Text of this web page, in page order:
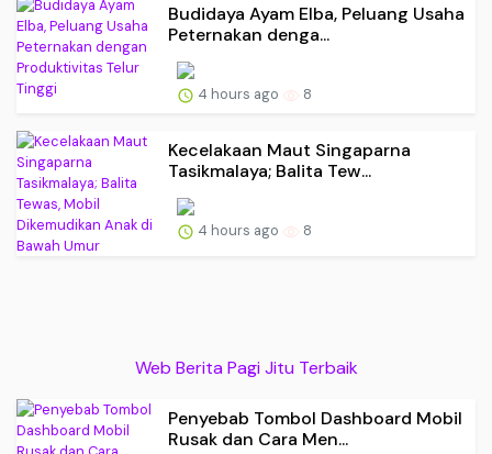
Budidaya Ayam Elba, Peluang Usaha
Peternakan denga...
4 hours ago 8
Kecelakaan Maut Singaparna
Tasikmalaya; Balita Tew...
4 hours ago 8
Web Berita Pagi Jitu Terbaik
Penyebab Tombol Dashboard Mobil
Rusak dan Cara Men...